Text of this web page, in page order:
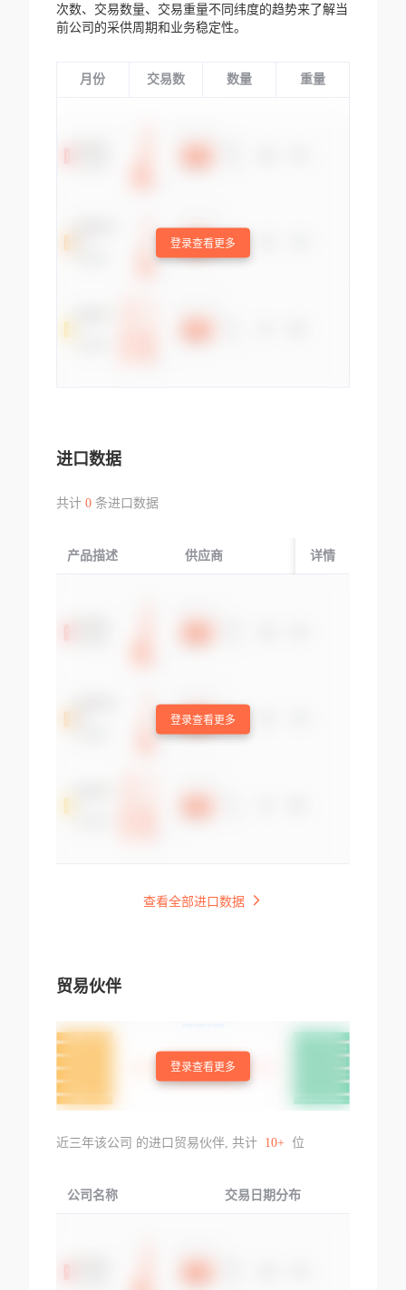
次数、交易数量、交易重量不同纬度的趋势来了解当
前公司的采供周期和业务稳定性。
月份 交易数 数量 重量
登录查看更多
进口数据
共计 0条进口数据
产品描述 供应商 起运国/地区
详情
登录查看更多
查看全部进口数据
贸易伙伴
登录查看更多
近三年该公司 的进口贸易伙伴, 共计 10+ 位
公司名称 交易日期分布